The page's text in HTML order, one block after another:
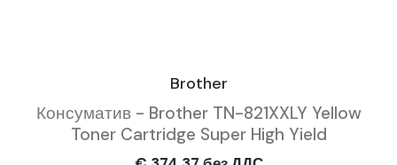
Brother
Консуматив - Brother TN-821XXLY Yellow
Toner Cartridge Super High Yield